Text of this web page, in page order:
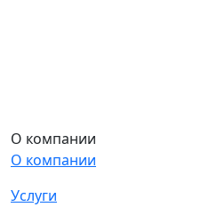
О компании
О компании
Услуги